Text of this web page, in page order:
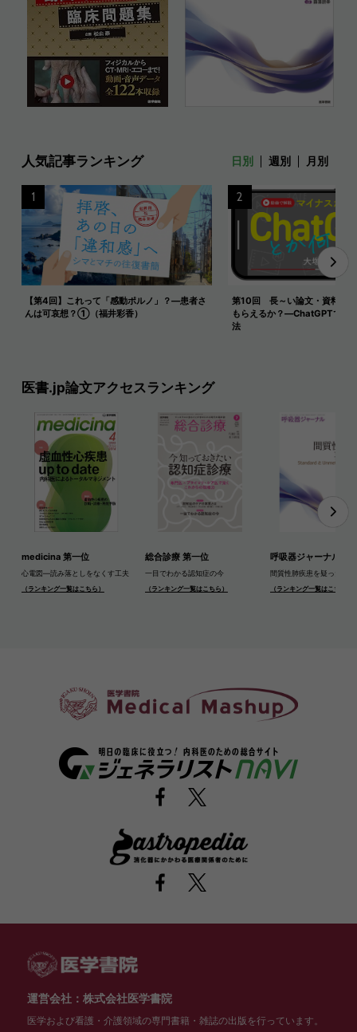
人気記事ランキング 日別 週別 月別
【第4回】これって「感動ポルノ」？―患者さ
んは可哀想？①（福井彩香）
1
第10回 長～い論文・資料を
もらえるか？―ChatGPTで長
法
2
医書.jp論文アクセスランキング
medicina 第一位
心電図―読み落としをなくす工夫
（ランキング一覧はこちら）
総合診療 第一位
一目でわかる認知症の今
（ランキング一覧はこちら）
呼吸器ジャーナル 第
間質性肺疾患を疑ったら
（ランキング一覧はこちら）
運営会社：株式会社医学書院
医学および看護・介護領域の専門書籍・雑誌の出版を行っています。